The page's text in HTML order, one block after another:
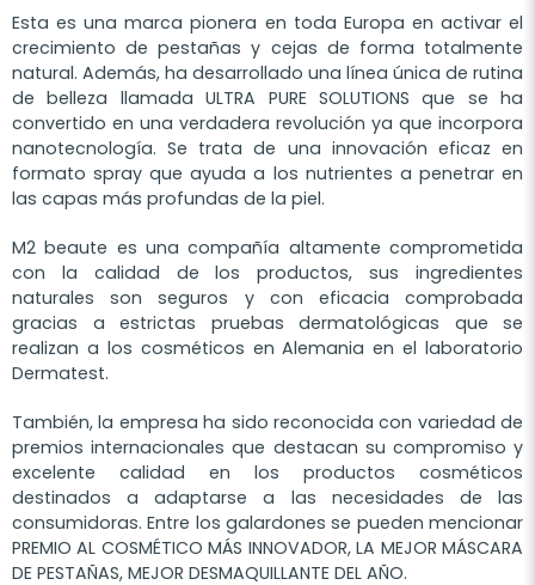
Esta es una marca pionera en toda Europa en activar el
crecimiento de pestañas y cejas de forma totalmente
natural. Además, ha desarrollado una línea única de rutina
de belleza llamada ULTRA PURE SOLUTIONS que se ha
convertido en una verdadera revolución ya que incorpora
nanotecnología. Se trata de una innovación eficaz en
formato spray que ayuda a los nutrientes a penetrar en
las capas más profundas de la piel.
M2 beaute es una compañía altamente comprometida
con la calidad de los productos, sus ingredientes
naturales son seguros y con eficacia comprobada
gracias a estrictas pruebas dermatológicas que se
realizan a los cosméticos en Alemania en el laboratorio
Dermatest.
También, la empresa ha sido reconocida con variedad de
premios internacionales que destacan su compromiso y
excelente calidad en los productos cosméticos
destinados a adaptarse a las necesidades de las
consumidoras. Entre los galardones se pueden mencionar
PREMIO AL COSMÉTICO MÁS INNOVADOR, LA MEJOR MÁSCARA
DE PESTAÑAS, MEJOR DESMAQUILLANTE DEL AÑO.